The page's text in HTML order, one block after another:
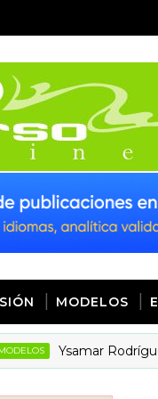
MODELOS
Ysamar Rodríguez es